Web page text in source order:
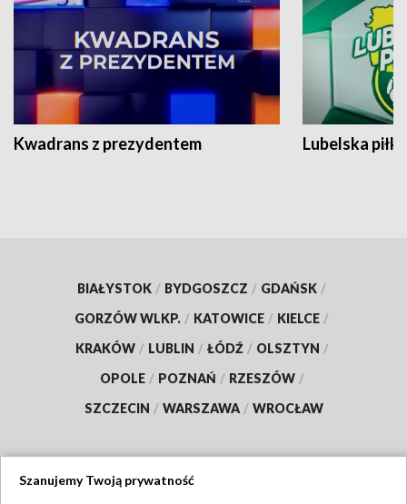
Kwadrans z prezydentem Lubelska piłka
BIAŁYSTOK / BYDGOSZCZ / GDAŃSK /
GORZÓW WLKP. / KATOWICE / KIELCE /
KRAKÓW / LUBLIN / ŁÓDŹ / OLSZTYN /
OPOLE / POZNAŃ / RZESZÓW /
SZCZECIN / WARSZAWA / WROCŁAW
Szanujemy Twoją prywatność